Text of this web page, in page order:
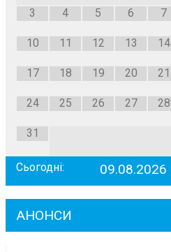
3 4 5 6 7
10 11 12 13 14
17 18 19 20 21
24 25 26 27 28
31
Сьогодні: 09.08.2026
АНОНСИ